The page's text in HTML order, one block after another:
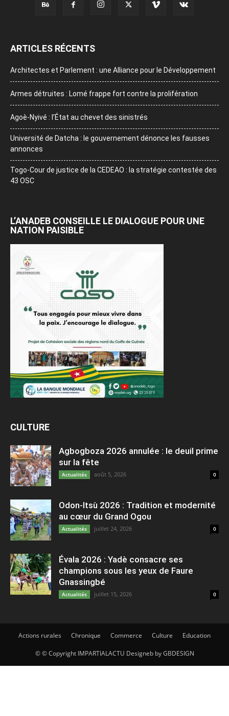
ARTICLES RÉCENTS
Architectes et Parlement : une Alliance pour le Développement
Armes détruites : Lomé frappe fort contre la prolifération
Agoè-Nyivé : l’État au chevet des sinistrés
Université de Datcha : le gouvernement dénonce les fausses
annonces
Togo-Cour de justice de la CEDEAO : la stratégie contestée des
43 OSC
L’ANADEB CONSEILLE LE DIALOGUE POUR UNE
NATION PAISIBLE
CULTURE
Agbogboza 2026 annulée : le deuil prime
sur la fête
Actualités août 5, 2026 0
Odon-Itsù 2026 : Tradition et modernité
au cœur du Grand Ogou
Actualités juillet 24, 2026 0
Évala 2026 : Yadè consacre ses
champions sous les yeux de Faure
Gnassingbé
Actualités juillet 15, 2026 0
Actions rurales Chronique Commerce Culture Education
© © Copyright IMPARTIALACTU Designeb by GBDESIGN